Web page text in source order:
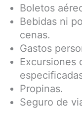
Boletos
Bebidas ni
cenas.
Gastos
Excursiones
Propinas.
Seguro de